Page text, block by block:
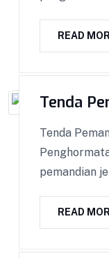
VIEW
READ
Tenda
Tenda
pemandian
READ